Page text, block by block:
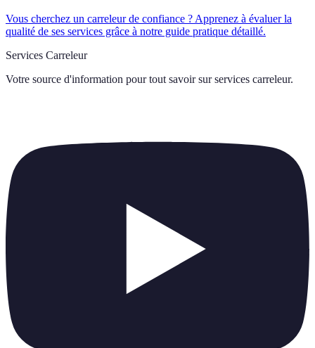
Vous cherchez un carreleur de confiance ? Apprenez à évaluer la
qualité de ses services grâce à notre guide pratique détaillé.
Services Carreleur
Votre source d'information pour tout savoir sur services carreleur.